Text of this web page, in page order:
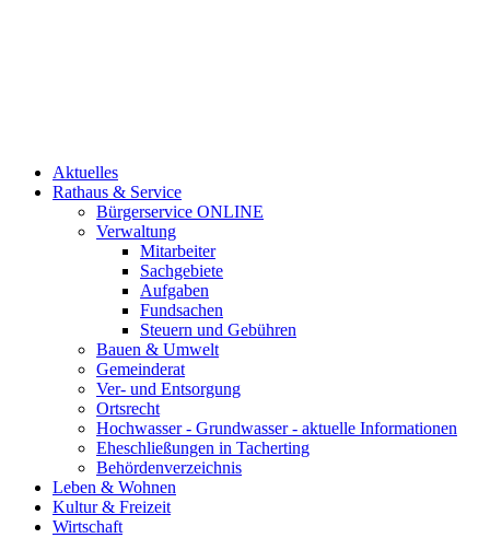
Aktuelles
Rathaus & Service
Bürgerservice ONLINE
Verwaltung
Mitarbeiter
Sachgebiete
Aufgaben
Fundsachen
Steuern und Gebühren
Bauen & Umwelt
Gemeinderat
Ver- und Entsorgung
Ortsrecht
Hochwasser - Grundwasser - aktuelle Informationen
Eheschließungen in Tacherting
Behördenverzeichnis
Leben & Wohnen
Kultur & Freizeit
Wirtschaft